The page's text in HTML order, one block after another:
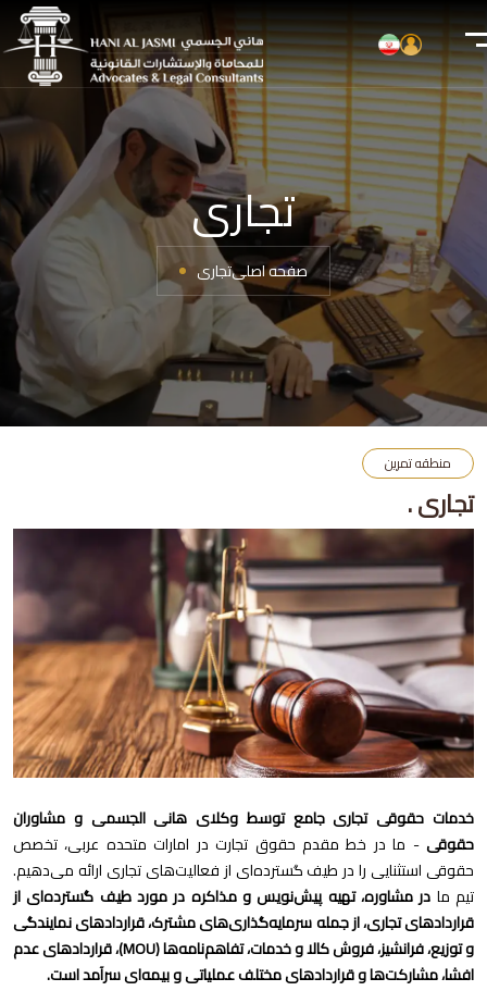
تجاری
صفحه اصلیتجاری
منطقه تمرین
تجاری .
خدمات حقوقی تجاری جامع توسط وکلای هانی الجسمی و مشاوران
حقوقی - ما در خط مقدم حقوق تجارت در امارات متحده عربی، تخصص
حقوقی استثنایی را در طیف گسترده‌ای از فعالیت‌های تجاری ارائه می‌دهیم.
تیم ما در مشاوره، تهیه پیش‌نویس و مذاکره در مورد طیف گسترده‌ای از
قراردادهای تجاری، از جمله سرمایه‌گذاری‌های مشترک، قراردادهای نمایندگی
و توزیع، فرانشیز، فروش کالا و خدمات، تفاهم‌نامه‌ها (MOU)، قراردادهای عدم
افشا، مشارکت‌ها و قراردادهای مختلف عملیاتی و بیمه‌ای سرآمد است.